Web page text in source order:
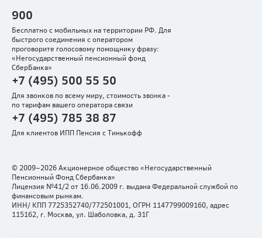
900
Бесплатно с мобильных на территории РФ. Для
быстрого соединения с оператором
проговорите голосовому помощнику фразу:
«Негосударственный пенсионный фонд
СберБанка»
+7 (495) 500 55 50
Для звонков по всему миру, стоимость звонка -
по тарифам вашего оператора связи
+7 (495) 785 38 87
Для клиентов ИПП Пенсия с Тинькофф
© 2009–2026 Акционерное общество «Негосударственный
Пенсионный Фонд Сбербанка»
Лицензия №41/2 от 16.06.2009 г. выдана Федеральной службой по
финансовым рынкам.
ИНН/ КПП 7725352740/772501001, ОГРН 1147799009160, адрес
115162, г. Москва, ул. Шаболовка, д. 31Г